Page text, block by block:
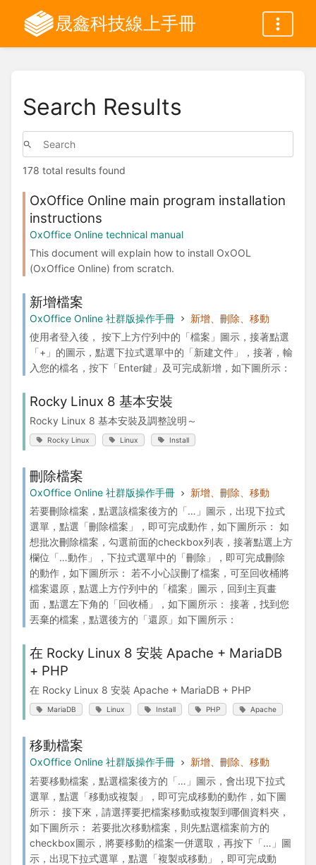
晟鑫科技線上手冊
Search Results
178 total results found
OxOffice Online main program installation
instructions
OxOffice Online technical manual
This document will explain how to install OxOOL
(OxOffice Online) from scratch.
新增檔案
OxOffice Online 社群版操作手冊
新增、刪除、移動
使用者登入後， 按下上方佇列中的「檔案」圖示，接著點選
「+」的圖示，點選下拉式選單中的「新建文件」，接著，輸
入您的檔名，按下「Enter鍵」及可完成新增，如下圖所示：
Rocky Linux 8 基本安裝
Rocky Linux 8 基本安裝及調整說明～
Rocky Linux Linux Install
刪除檔案
OxOffice Online 社群版操作手冊
新增、刪除、移動
若要刪除檔案，點選該檔案後方的「…」圖示，出現下拉式
選單，點選「刪除檔案」，即可完成動作，如下圖所示： 如
想批次刪除檔案，勾選前面的checkbox列表，接著點選上方
欄位「…動作」，下拉式選單中的「刪除」，即可完成刪除
的動作，如下圖所示： 若不小心誤刪了檔案，可至回收桶將
檔案還原，點選上方佇列中的「檔案」圖示，回到主頁畫
面，點選左下角的「回收桶」，如下圖所示： 接著，找到您
丟棄的檔案，點選後方的「還原」如下圖所示：
在 Rocky Linux 8 安裝 Apache + MariaDB
+ PHP
在 Rocky Linux 8 安裝 Apache + MariaDB + PHP
MariaDB Linux Install PHP Apache
移動檔案
OxOffice Online 社群版操作手冊
新增、刪除、移動
若要移動檔案，點選檔案後方的「…」圖示，會出現下拉式
選單，點選「移動或複製」，即可完成移動的動作，如下圖
所示： 接下來，請選擇要把檔案移動或複製到哪個資料夾，
如下圖所示： 若要批次移動檔案，則先點選檔案前方的
checkbox圖示，將要移動的檔案一併選取，再按下「…」圖
示，出現下拉式選單，點選「複製或移動」，即可完成動